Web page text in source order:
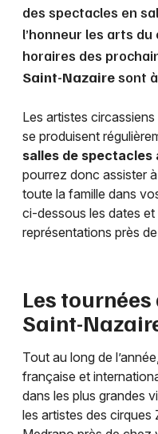
des spectacles en
l’honneur les arts
horaires des
Saint-Nazairesont
Les artistes
se produisent
salles de spectacles
pourrez donc assister
toute la famille dans
ci-dessous les dates
représentations près
Les
Saint-
Tout au long de
française et
dans les plus grandes
les artistes des cirques